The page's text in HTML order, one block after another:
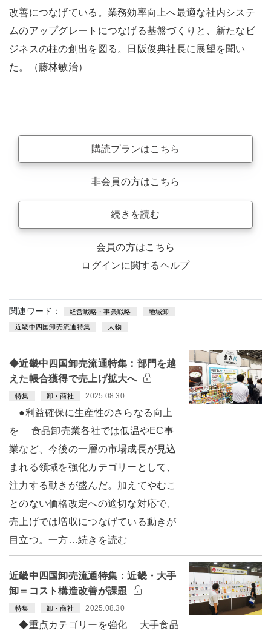
改善につなげている。業務効率向上へ最適な社内システ
ムのアップグレートにつなげる基盤づくりと、新たなビ
ジネスの柱の創出を図る。日阪俊典社長に展望を聞い
た。（藤林敏治）
購読プランはこちら
非会員の方はこちら
続きを読む
会員の方はこちら
ログインに関するヘルプ
関連ワード： 経営戦略・事業戦略 地域卸
近畿中四国卸売流通特集 大物
◆近畿中四国卸売流通特集：部門を越
えた帳合獲得で売上げ拡大へ
特集 卸・商社 2025.08.30
●利益確保に生産性のさらなる向上
を 食品卸売業各社では低温やEC事
業など、今後の一層の市場成長が見込
まれる領域を強化カテゴリーとして、
注力する動きが盛んだ。加えてやむこ
とのない価格改定への適切な対応で、
売上げでは増収につなげている動きが
目立つ。一方…続きを読む
近畿中四国卸売流通特集：近畿・大手
卸＝コスト構造改善が課題
特集 卸・商社 2025.08.30
◆重点カテゴリーを強化 大手食品